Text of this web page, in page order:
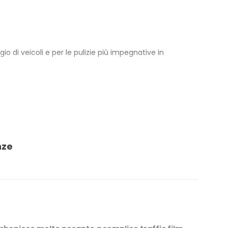
di veicoli e per le pulizie più impegnative in
la carrozzeria alla fase di lavaggio.